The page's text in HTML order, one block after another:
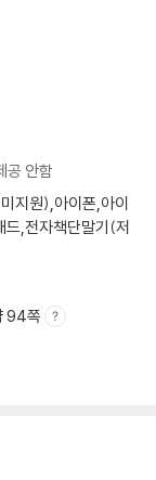
공 안함
지원),아이폰,아이
드,전자책단말기(저
94쪽